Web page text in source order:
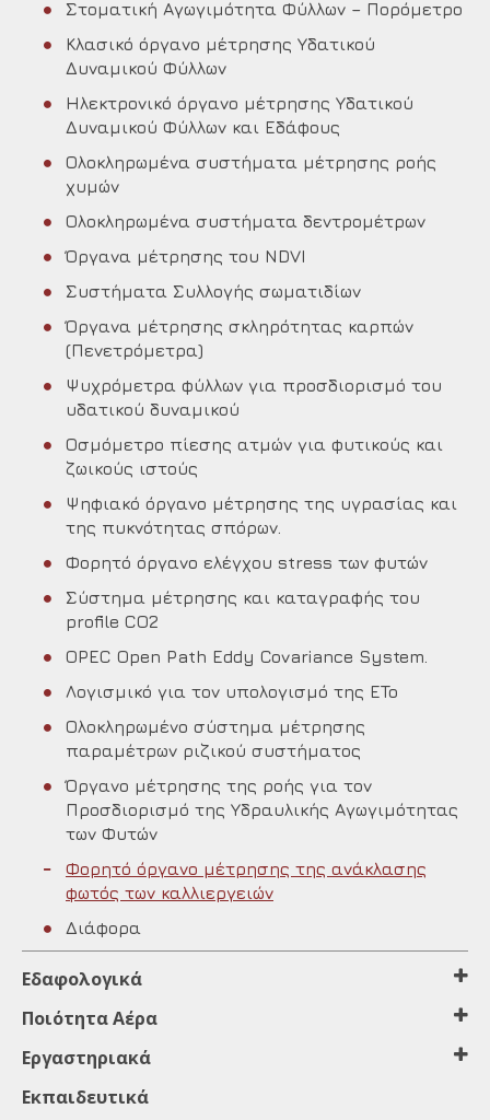
Στοματική Αγωγιμότητα Φύλλων – Πορόμετρο
Κλασικό όργανο μέτρησης Υδατικού
Δυναμικού Φύλλων
Ηλεκτρονικό όργανο μέτρησης Υδατικού
Δυναμικού Φύλλων και Εδάφους
Ολοκληρωμένα συστήματα μέτρησης ροής
χυμών
Ολοκληρωμένα συστήματα δεντρομέτρων
Όργανα μέτρησης του NDVI
Συστήματα Συλλογής σωματιδίων
Όργανα μέτρησης σκληρότητας καρπών
(Πενετρόμετρα)
Ψυχρόμετρα φύλλων για προσδιορισμό του
υδατικού δυναμικού
Οσμόμετρο πίεσης ατμών για φυτικούς και
ζωικούς ιστούς
Ψηφιακό όργανο μέτρησης της υγρασίας και
της πυκνότητας σπόρων.
Φορητό όργανο ελέγχου stress των φυτών
Σύστημα μέτρησης και καταγραφής του
profile CO2
OPEC Open Path Eddy Covariance System.
Λογισμικό για τον υπολογισμό της ETo
Ολοκληρωμένο σύστημα μέτρησης
παραμέτρων ριζικού συστήματος
Όργανο μέτρησης της ροής για τον
Προσδιορισμό της Υδραυλικής Αγωγιμότητας
των Φυτών
Φορητό όργανο μέτρησης της ανάκλασης
φωτός των καλλιεργειών
Διάφορα
Εδαφολογικά
Ποιότητα Αέρα
Εργαστηριακά
Εκπαιδευτικά